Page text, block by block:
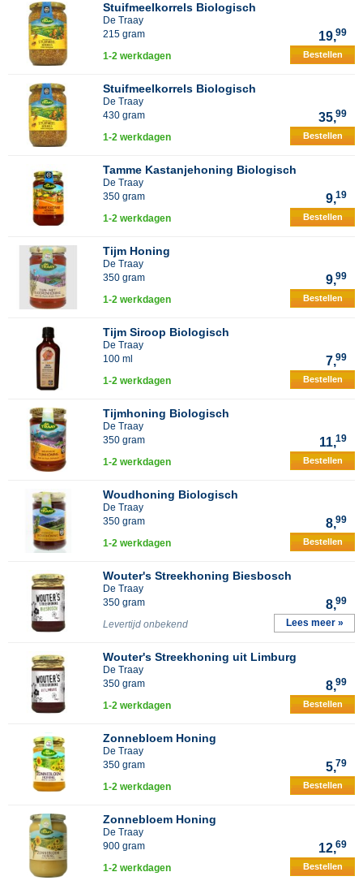
Stuifmeelkorrels Biologisch
De Traay
215 gram
19,99
1-2 werkdagen Bestellen
Stuifmeelkorrels Biologisch
De Traay
430 gram
35,99
1-2 werkdagen Bestellen
Tamme Kastanjehoning Biologisch
De Traay
350 gram
9,19
1-2 werkdagen Bestellen
Tijm Honing
De Traay
350 gram
9,99
1-2 werkdagen Bestellen
Tijm Siroop Biologisch
De Traay
100 ml
7,99
1-2 werkdagen Bestellen
Tijmhoning Biologisch
De Traay
350 gram
11,19
1-2 werkdagen Bestellen
Woudhoning Biologisch
De Traay
350 gram
8,99
1-2 werkdagen Bestellen
Wouter's Streekhoning Biesbosch
De Traay
350 gram
8,99
Levertijd onbekend Lees meer »
Wouter's Streekhoning uit Limburg
De Traay
350 gram
8,99
1-2 werkdagen Bestellen
Zonnebloem Honing
De Traay
350 gram
5,79
1-2 werkdagen Bestellen
Zonnebloem Honing
De Traay
900 gram
12,69
1-2 werkdagen Bestellen